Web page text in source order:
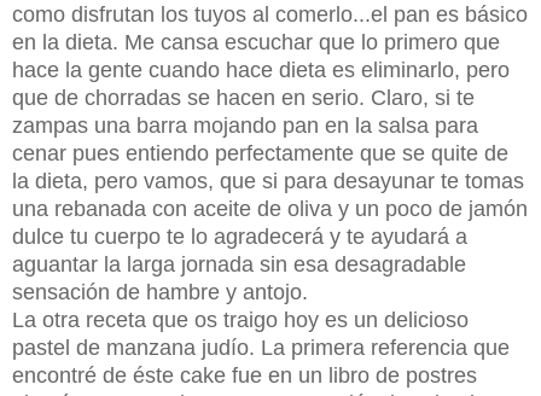
como disfrutan los tuyos al comerlo...el pan es básico
en la dieta. Me cansa escuchar que lo primero que
hace la gente cuando hace dieta es eliminarlo, pero
que de chorradas se hacen en serio. Claro, si te
zampas una barra mojando pan en la salsa para
cenar pues entiendo perfectamente que se quite de
la dieta, pero vamos, que si para desayunar te tomas
una rebanada con aceite de oliva y un poco de jamón
dulce tu cuerpo te lo agradecerá y te ayudará a
aguantar la larga jornada sin esa desagradable
sensación de hambre y antojo.
La otra receta que os traigo hoy es un delicioso
pastel de manzana judío. La primera referencia que
encontré de éste cake fue en un libro de postres